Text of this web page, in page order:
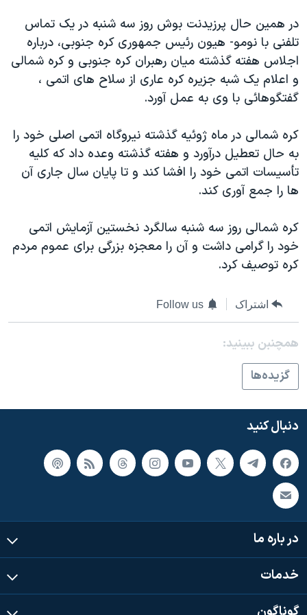
حقوق شهروندی
اقتصادی
علم و فناوری
گالری عکس
آرشیو پخش زنده
انتخابات ریاست جمهوری آمریکا ۲۰۲۴
حمله جمهوری اسلامی به اسرائیل
رمز مهسا
اعتراضات زن، زندگی، آزادی
مجموعه مستندهای دادخواهی
تریبونال مردمی آبان ۹۸
چهل سال گروگان‌گیری
قانون شفافیت دارائی کادر رهبری ایران
اسرائیل در جنگ
صفحه‌های ویژه
سفر پرزیدنت ترامپ به چین
زبانهای مختلف
در همين حال پرزيدنت بوش روز سه شنبه در يک تماس
تلفنی با نومو- هيون رئيس جمهوری کره جنوبی، درباره
اجلاس هفته گذشته ميان رهبران کره جنوبی و کره شمالی
و اعلام يک شبه جزيره کره عاری از سلاح های اتمی ،
گفتگوهائی با وی به عمل آورد.
کره شمالی در ماه ژوئيه گذشته نيروگاه اتمی اصلی خود را
به حال تعطيل درآورد و هفته گذشته وعده داد که کليه
تأسيسات اتمی خود را افشا کند و تا پايان سال جاری آن
ها را جمع آوری کند.
کره شمالی روز سه شنبه سالگرد نخستين آزمايش اتمی
خود را گرامی داشت و آن را معجزه بزرگی برای عموم مردم
کره توصيف کرد.
اشتراک Follow us
همچنبن ببینید:
گزيده‌ها
دنبال کنید
در باره ما
خدمات